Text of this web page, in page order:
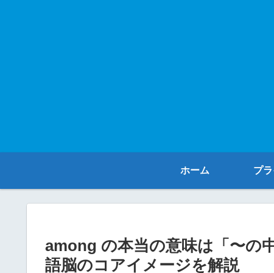
ホーム プ
among の本当の意味は「〜の
語脳のコアイメージを解説